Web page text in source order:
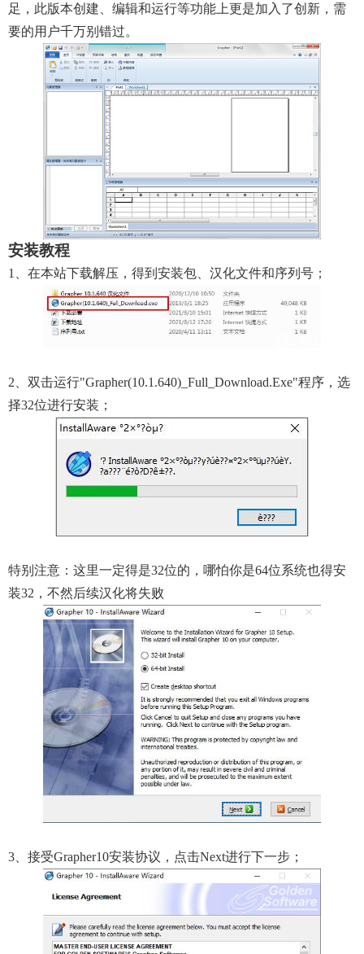
足，此版本创建、编辑和运行等功能上更是加入了创新，需
要的用户千万别错过。
安装教程
1、在本站下载解压，得到安装包、汉化文件和序列号；
2、双击运行"Grapher(10.1.640)_Full_Download.exe"程序，选
择32位进行安装；
特别注意：这里一定得是32位的，哪怕你是64位系统也得安
装32，不然后续汉化将失败
3、接受Grapher10安装协议，点击Next进行下一步；